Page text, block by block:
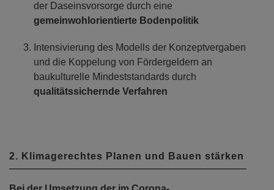
der Daseinsvorsorge durch eine
gemeinwohlorientierte Bodenpolitik
Intensivierung des Modells der Konzeptvergaben
und die Koppelung von Fördergeldern an
baukulturelle Mindeststandards durch
qualitätssichernde Verfahren
2. Klimagerechtes Planen und Bauen stärken